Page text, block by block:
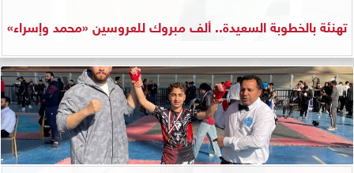
تهنئة بالخطوبة السعيدة.. ألف مبروك للعروسين «محمد وإسراء»